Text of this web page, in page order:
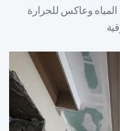
وعاكس للحرارة